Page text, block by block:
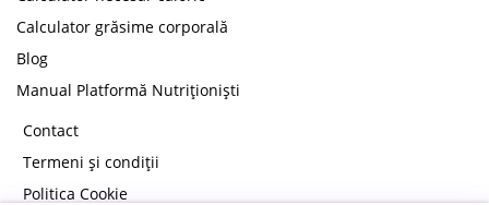
Calculator grăsime corporală
Blog
Manual Platformă Nutriționiști
Contact
Termeni și condiții
Politica Cookie